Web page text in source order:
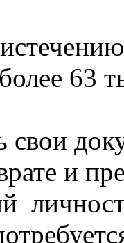
63
свои
и